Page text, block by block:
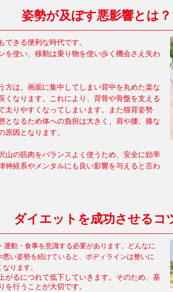
姿勢が及ぼす悪影響とは？
きる便利な時代です。
を使い、移動は乗り物を使い歩く機会さえ失わ
方は、画面に集中してしまい背中を丸めた楽な
なります。これにより、背骨や骨盤を支える
太りやすくなってしまいます。また猫背姿勢
となるため体への負担は大きく、肩や腰、膝な
因となります。
山の筋肉をバランスよく使うため、安全に効率
神経系やメンタルにも良い影響を与えると言わ
ダイエットを成功させるコ
運動・食事を意識する必要があります。 どんなに
い姿勢を続けていると、ボディラインは整いに
ります。
がるにつれて低下していきます。そのため、基
行うことが大切です。